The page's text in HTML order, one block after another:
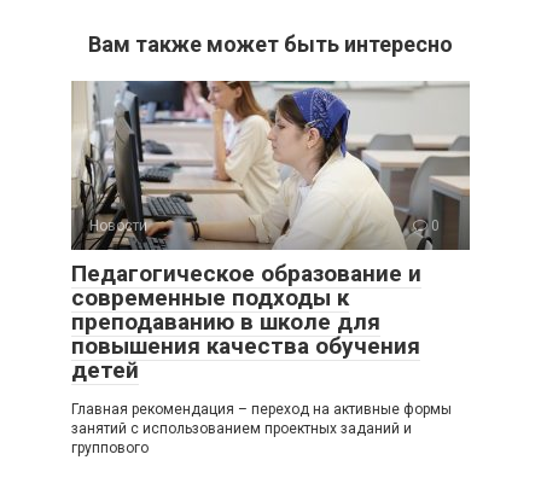
Вам также может быть интересно
Новости 0
Педагогическое образование и
современные подходы к
преподаванию в школе для
повышения качества обучения
детей
Главная рекомендация – переход на активные формы
занятий с использованием проектных заданий и
группового